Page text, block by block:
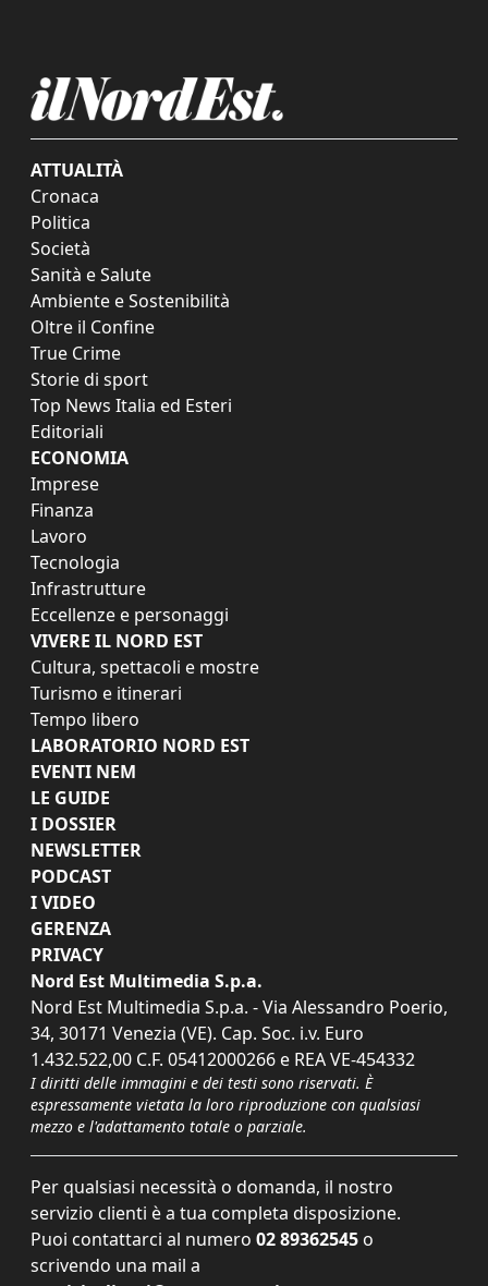
ATTUALITÀ
Cronaca
Politica
Società
Sanità e Salute
Ambiente e Sostenibilità
Oltre il Confine
True Crime
Storie di sport
Top News Italia ed Esteri
Editoriali
ECONOMIA
Imprese
Finanza
Lavoro
Tecnologia
Infrastrutture
Eccellenze e personaggi
VIVERE IL NORD EST
Cultura, spettacoli e mostre
Turismo e itinerari
Tempo libero
LABORATORIO NORD EST
EVENTI NEM
LE GUIDE
I DOSSIER
NEWSLETTER
PODCAST
I VIDEO
GERENZA
PRIVACY
Nord Est Multimedia S.p.a.
Nord Est Multimedia S.p.a. - Via Alessandro Poerio,
34, 30171 Venezia (VE). Cap. Soc. i.v. Euro
1.432.522,00 C.F. 05412000266 e REA VE-454332
I diritti delle immagini e dei testi sono riservati. È
espressamente vietata la loro riproduzione con qualsiasi
mezzo e l'adattamento totale o parziale.
Per qualsiasi necessità o domanda, il nostro
servizio clienti è a tua completa disposizione.
Puoi contattarci al numero 02 89362545 o
scrivendo una mail a